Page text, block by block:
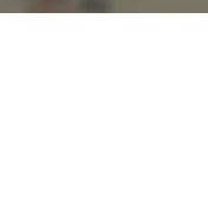
Raycat :